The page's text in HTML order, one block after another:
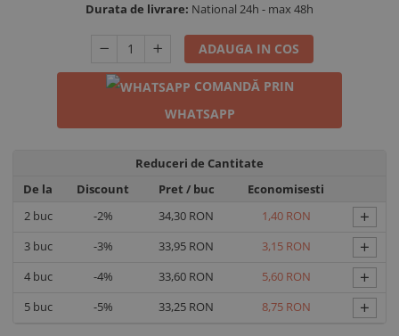
Durata de livrare: National 24h - max 48h
ADAUGA IN COS
COMANDĂ PRIN
WHATSAPP
Reduceri de Cantitate
De la
Discount Pret / buc
Economisesti
2buc -2% 34,30 RON 1,40 RON +
3buc -3% 33,95 RON 3,15 RON +
4buc -4% 33,60 RON 5,60 RON +
5buc -5% 33,25 RON 8,75 RON +